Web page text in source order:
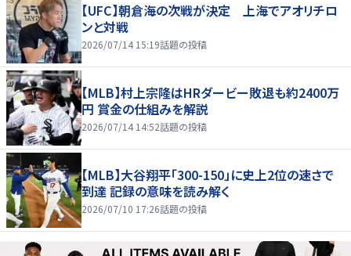
【UFC】朝倉海の次戦が決定 上海でアオリチロ
ンと対戦
2026/07/14 15:19話題の投稿
【MLB】村上宗隆はHRダービー敗退も約2400万
円 賞金の仕組みを解説
2026/07/14 14:52話題の投稿
【MLB】大谷翔平「300-150」に史上2位の速さで
到達 記録の意味を読み解く
2026/07/10 17:26話題の投稿